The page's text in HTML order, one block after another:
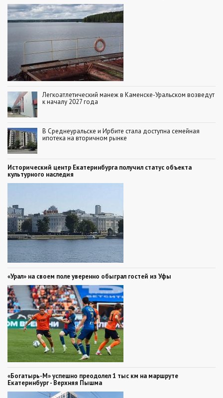
Легкоатлетический манеж в Каменске-Уральском возведут
к началу 2027 года
В Среднеуральске и Ирбите стала доступна семейная
ипотека на вторичном рынке
Исторический центр Екатеринбурга получил статус объекта
культурного наследия
«Урал» на своем поле уверенно обыграл гостей из Уфы
«Богатырь-М» успешно преодолел 1 тыс км на маршруте
Екатеринбург - Верхняя Пышма